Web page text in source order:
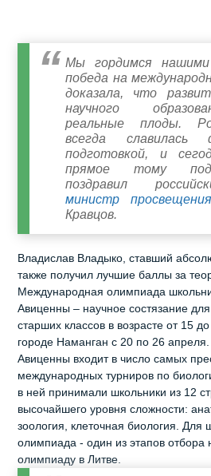
Мы гордимся
победа на
доказала, что
научного
реальные плоды.
всегда славилась
подготовкой, и
прямое тому
поздравил
министр просвещения
Кравцов.
Владислав Владыко, ставший
также получил лучшие баллы за
Международная олимпиада
Авиценны – научное состязание
старших классов в возрасте от 15
городе Наманган с 20 по 26
Авиценны входит в число самых
международных турниров по
в ней принимали школьники из 12
высочайшего уровня сложности:
зоология, клеточная биология. Для
олимпиада - один из этапов
олимпиаду в Литве.